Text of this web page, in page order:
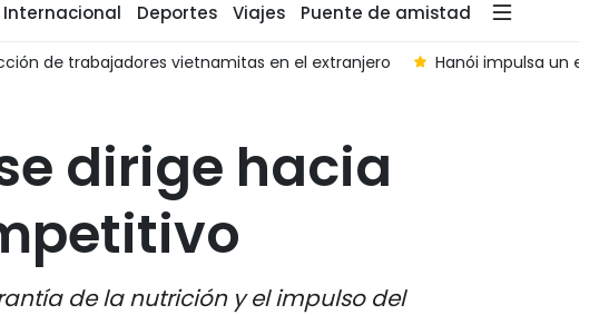
Internacional Deportes Viajes Puente de amistad
de trabajadores vietnamitas en el extranjero Hanói impulsa un
dirige hacia
de la nutrición y el impulso del